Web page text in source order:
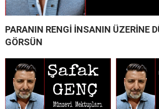
PARANIN RENGİ İNSANIN ÜZERİNE
GÖRSÜN